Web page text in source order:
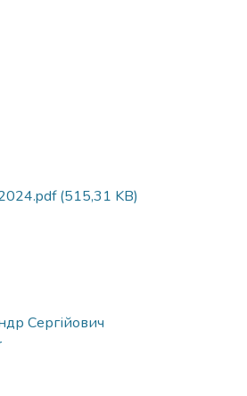
(515,31 KB)
Сергійович